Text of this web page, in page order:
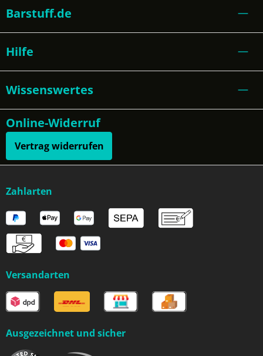
Barstuff.de
Hilfe
Wissenswertes
Online-Widerruf
Vertrag widerrufen
Zahlarten
Versandarten
Ausgezeichnet und sicher